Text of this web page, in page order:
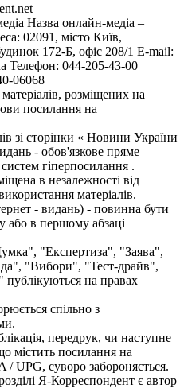
Назва онлайн-медіа –
02091, місто Київ,
172-Б, офіс 208/1 E-mail:
Телефон: 044-205-43-00
06068
розміщених на
посилання на
зі сторінки « Новини України
- обов'язкове пряме
гіперпосилання .
в незалежності від
матеріалів.
- видань) - повинна бути
або в першому абзаці
"Експертиза", "Заява",
"Вибори", "Тест-драйв",
на правах
спільно з
передрук, чи наступне
містить посилання на
/ UPG, суворо забороняється.
Я-Корреспондент є автор